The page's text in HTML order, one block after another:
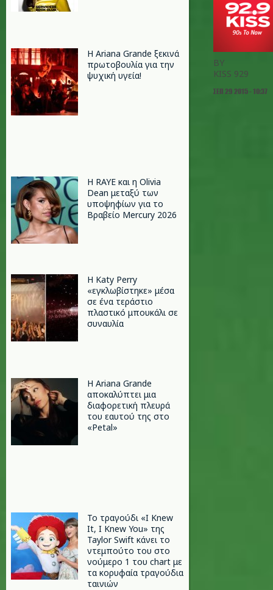
Η Ariana Grande ξεκινά
πρωτοβουλία για την
ψυχική υγεία!
Η RAYE και η Olivia
Dean μεταξύ των
υποψηφίων για το
Βραβείο Mercury 2026
H Katy Perry
«εγκλωβίστηκε» μέσα
σε ένα τεράστιο
πλαστικό μπουκάλι σε
συναυλία
Η Ariana Grande
αποκαλύπτει μια
διαφορετική πλευρά
του εαυτού της στο
«Petal»
Το τραγούδι «I Knew
It, I Knew You» της
Taylor Swift κάνει το
ντεμπούτο του στο
νούμερο 1 του chart με
τα κορυφαία τραγούδια
ταινιών
BY
KISS 929
ΣΕΠ 29 2015 - 10:37